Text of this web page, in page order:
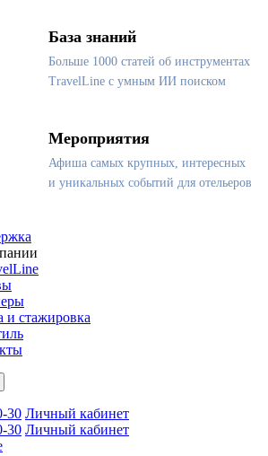
База знаний
Больше 1000 статей об инструментах
TravelLine с умным ИИ поиском
Мероприятия
Афиша самых крупных, интересных
и уникальных событий для отельеров
и стажировка
30 Личный кабинет
30 Личный кабинет